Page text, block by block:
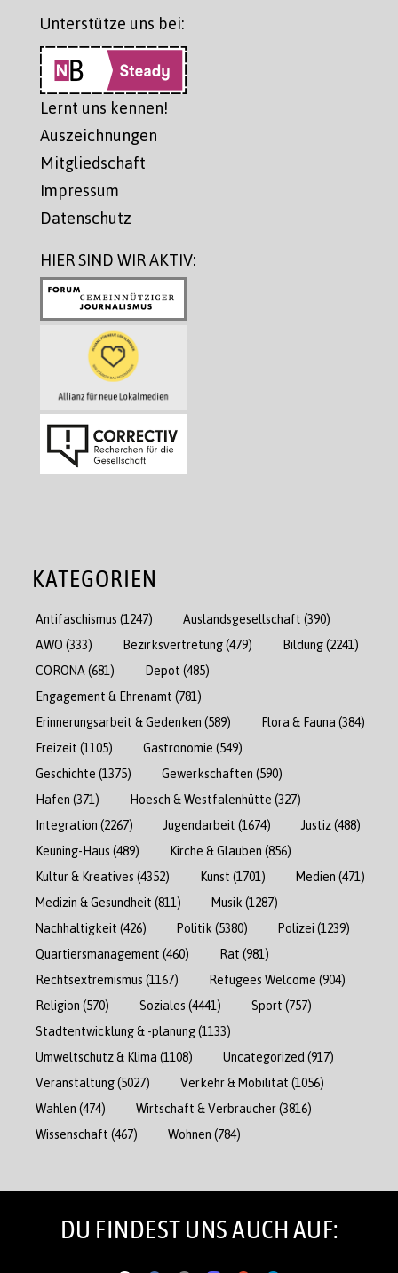
Unterstütze uns bei:
Lernt uns kennen!
Auszeichnungen
Mitgliedschaft
Impressum
Datenschutz
HIER SIND WIR AKTIV:
KATEGORIEN
Antifaschismus (1247) Auslandsgesellschaft (390)
AWO (333) Bezirksvertretung(479) Bildung(2241)
CORONA (681) Depot (485)
Engagement & Ehrenamt (781)
Erinnerungsarbeit & Gedenken (589) Flora & Fauna (384)
Freizeit (1105) Gastronomie (549)
Geschichte (1375) Gewerkschaften (590)
Hafen (371) Hoesch & Westfalenhütte (327)
Integration (2267) Jugendarbeit (1674) Justiz(488)
Keuning-Haus (489) Kirche & Glauben (856)
Kultur & Kreatives (4352) Kunst (1701) Medien (471)
Medizin & Gesundheit (811) Musik (1287)
Nachhaltigkeit (426) Politik (5380) Polizei (1239)
Quartiersmanagement (460) Rat (981)
Rechtsextremismus (1167) Refugees Welcome (904)
Religion (570) Soziales (4441) Sport (757)
Stadtentwicklung & -planung(1133)
Umweltschutz & Klima (1108) Uncategorized (917)
Veranstaltung(5027) Verkehr & Mobilität (1056)
Wahlen (474) Wirtschaft & Verbraucher(3816)
Wissenschaft (467) Wohnen (784)
DU FINDEST UNS AUCH AUF: